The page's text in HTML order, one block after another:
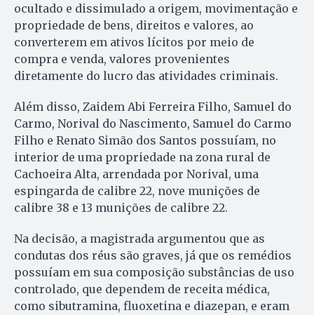
ocultado e dissimulado a origem, movimentação e
propriedade de bens, direitos e valores, ao
converterem em ativos lícitos por meio de
compra e venda, valores provenientes
diretamente do lucro das atividades criminais.
Além disso, Zaidem Abi Ferreira Filho, Samuel do
Carmo, Norival do Nascimento, Samuel do Carmo
Filho e Renato Simão dos Santos possuíam, no
interior de uma propriedade na zona rural de
Cachoeira Alta, arrendada por Norival, uma
espingarda de calibre 22, nove munições de
calibre 38 e 13 munições de calibre 22.
Na decisão, a magistrada argumentou que as
condutas dos réus são graves, já que os remédios
possuíam em sua composição substâncias de uso
controlado, que dependem de receita médica,
como sibutramina, fluoxetina e diazepan, e eram